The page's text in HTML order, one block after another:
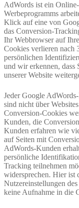
AdWords ist ein
Werbeprogramms
Klick auf eine von
das Conversion-
Ihr Webbrowser auf
Cookies verlieren nach
persönlichen
und wir erkennen, dass
unserer Website
Jeder Google
sind nicht über
Conversion-Cookies
Kunden, die
Kunden erfahren wie
auf Seiten mit
AdWords-Kunden
persönliche
Tracking teilnehmen
widersprechen. Hier ist
Nutzereinstellungen
keine Aufnahme in die